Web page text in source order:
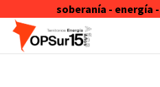
soberanía - energía
Skip to content